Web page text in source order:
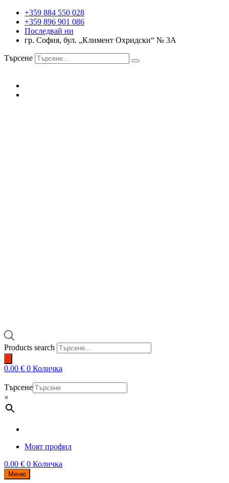
+359 884 550 028
+359 896 901 086
Последвай ни
гр. София, бул. „Климент Охридски“ № 3A
Търсене
Products search
0.00 € 0 Количка
Търсене
×
Моят профил
0.00 € 0 Количка
Меню